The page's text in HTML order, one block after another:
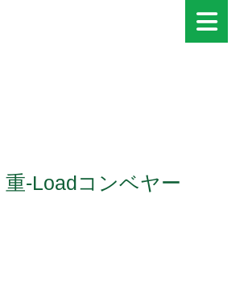
重-Loadコンベヤー